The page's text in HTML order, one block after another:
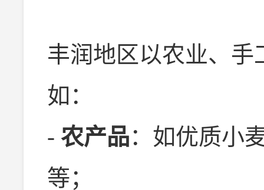
丰润地区以农业、
如：
- 农产品：如优质小
等；